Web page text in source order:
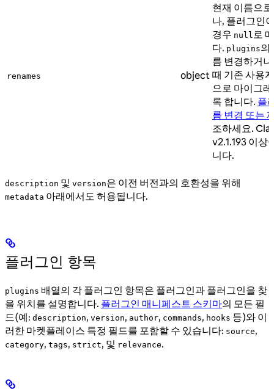
renames object
현재 이름으
나, 플러그인
경우 null 로
다. plugins의
름 변경하거
때 기존 사용
으로 마이그
록 합니다. 플
름 변경 또는
조하세요.
v2.1.193 이상
니다.
description 및 version은 이전 버전과의 호환성을 위해
metadata 아래에서도 허용됩니다.
플러그인 항목
plugins 배열의 각 플러그인 항목은 플러그인과 플러그인을 찾
을 위치를 설명합니다. 플러그인 매니페스트 스키마의 모든 필
드(예: description, version, author, commands, hooks 등)와 이
러한 마켓플레이스 특정 필드를 포함할 수 있습니다: source,
category, tags, strict, 및 relevance.